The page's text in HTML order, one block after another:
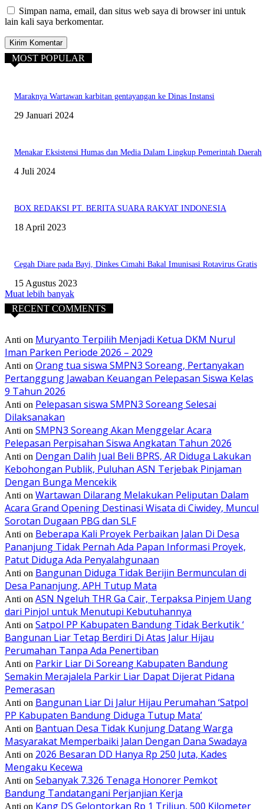
Simpan nama, email, dan situs web saya di browser ini untuk
lain kali saya berkomentar.
MOST POPULAR
Maraknya Wartawan karbitan gentayangan ke Dinas Instansi
29 Januari 2024
Menakar Eksistensi Humas dan Media Dalam Lingkup Pemerintah Daerah
4 Juli 2024
BOX REDAKSI PT. BERITA SUARA RAKYAT INDONESIA
18 April 2023
Cegah Diare pada Bayi, Dinkes Cimahi Bakal Imunisasi Rotavirus Gratis
15 Agustus 2023
Muat lebih banyak
RECENT COMMENTS
Anti on Muryanto Terpilih Menjadi Ketua DKM Nurul
Iman Parken Periode 2026 – 2029
Anti on Orang tua siswa SMPN3 Soreang, Pertanyakan
Pertanggung Jawaban Keuangan Pelepasan Siswa Kelas
9 Tahun 2026
Anti on Pelepasan siswa SMPN3 Soreang Selesai
Dilaksanakan
Anti on SMPN3 Soreang Akan Menggelar Acara
Pelepasan Perpisahan Siswa Angkatan Tahun 2026
Anti on Dengan Dalih Jual Beli BPRS, AR Diduga Lakukan
Kebohongan Publik, Puluhan ASN Terjebak Pinjaman
Dengan Bunga Mencekik
Anti on Wartawan Dilarang Melakukan Peliputan Dalam
Acara Grand Opening Destinasi Wisata di Ciwidey, Muncul
Sorotan Dugaan PBG dan SLF
Anti on Beberapa Kali Proyek Perbaikan Jalan Di Desa
Pananjung Tidak Pernah Ada Papan Informasi Proyek,
Patut Diduga Ada Penyalahgunaan
Anti on Bangunan Diduga Tidak Berijin Bermunculan di
Desa Pananjung, APH Tutup Mata
Anti on ASN Ngeluh THR Ga Cair, Terpaksa Pinjem Uang
dari Pinjol untuk Menutupi Kebutuhannya
Anti on Satpol PP Kabupaten Bandung Tidak Berkutik ‘
Bangunan Liar Tetap Berdiri Di Atas Jalur Hijau
Perumahan Tanpa Ada Penertiban
Anti on Parkir Liar Di Soreang Kabupaten Bandung
Semakin Merajalela Parkir Liar Dapat Dijerat Pidana
Pemerasan
Anti on Bangunan Liar Di Jalur Hijau Perumahan ‘Satpol
PP Kabupaten Bandung Diduga Tutup Mata’
Anti on Bantuan Desa Tidak Kunjung Datang Warga
Masyarakat Memperbaiki Jalan Dengan Dana Swadaya
Anti on 2026 Besaran DD Hanya Rp 250 Juta, Kades
Mengaku Kecewa
Anti on Sebanyak 7.326 Tenaga Honorer Pemkot
Bandung Tandatangani Perjanjian Kerja
Anti on Kang DS Gelontorkan Rp 1 Triliun, 500 Kilometer